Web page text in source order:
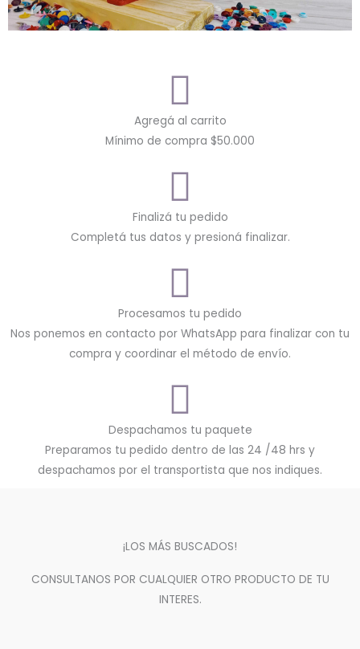
Agregá al carrito
Mínimo de compra $50.000
Finalizá tu pedido
Completá tus datos y presioná finalizar.
Procesamos tu pedido
Nos ponemos en contacto por WhatsApp para finalizar con tu
compra y coordinar el método de envío.
Despachamos tu paquete
Preparamos tu pedido dentro de las 24 /48 hrs y
despachamos por el transportista que nos indiques.
¡LOS MÁS BUSCADOS!
CONSULTANOS POR CUALQUIER OTRO PRODUCTO DE TU
INTERES.